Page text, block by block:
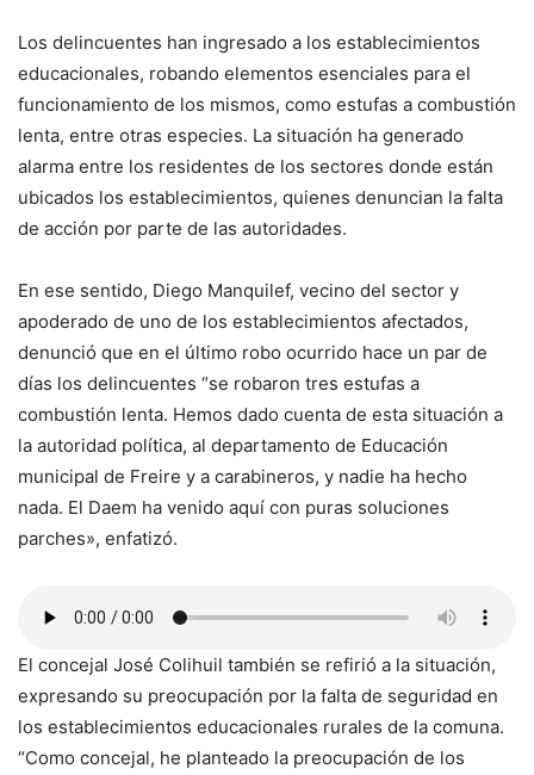
Los delincuentes han ingresado a los establecimientos
educacionales, robando elementos esenciales para el
funcionamiento de los mismos, como estufas a combustión
lenta, entre otras especies. La situación ha generado
alarma entre los residentes de los sectores donde están
ubicados los establecimientos, quienes denuncian la falta
de acción por parte de las autoridades.
En ese sentido, Diego Manquilef, vecino del sector y
apoderado de uno de los establecimientos afectados,
denunció que en el último robo ocurrido hace un par de
días los delincuentes “se robaron tres estufas a
combustión lenta. Hemos dado cuenta de esta situación a
la autoridad política, al departamento de Educación
municipal de Freire y a carabineros, y nadie ha hecho
nada. El Daem ha venido aquí con puras soluciones
parches», enfatizó.
El concejal José Colihuil también se refirió a la situación,
expresando su preocupación por la falta de seguridad en
los establecimientos educacionales rurales de la comuna.
“Como concejal, he planteado la preocupación de los